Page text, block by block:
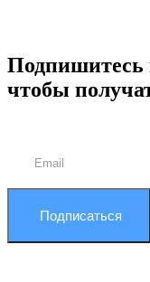
Подпишитесь
чтобы
Подписаться